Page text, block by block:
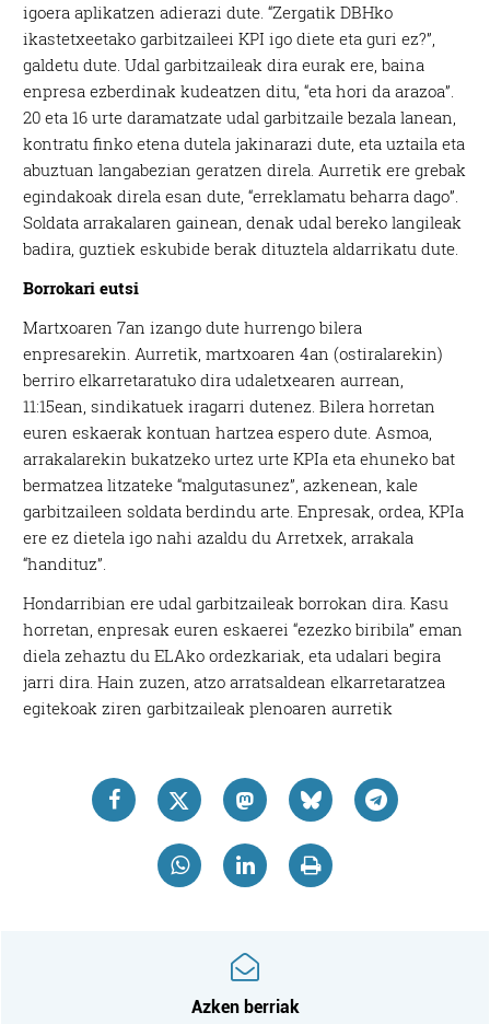
igoera aplikatzen adierazi dute. “Zergatik DBHko
ikastetxeetako garbitzaileei KPI igo diete eta guri ez?”,
galdetu dute. Udal garbitzaileak dira eurak ere, baina
enpresa ezberdinak kudeatzen ditu, “eta hori da arazoa”.
20 eta 16 urte daramatzate udal garbitzaile bezala lanean,
kontratu finko etena dutela jakinarazi dute, eta uztaila eta
abuztuan langabezian geratzen direla. Aurretik ere grebak
egindakoak direla esan dute, “erreklamatu beharra dago”.
Soldata arrakalaren gainean, denak udal bereko langileak
badira, guztiek eskubide berak dituztela aldarrikatu dute.
Borrokari eutsi
Martxoaren 7an izango dute hurrengo bilera
enpresarekin. Aurretik, martxoaren 4an (ostiralarekin)
berriro elkarretaratuko dira udaletxearen aurrean,
11:15ean, sindikatuek iragarri dutenez. Bilera horretan
euren eskaerak kontuan hartzea espero dute. Asmoa,
arrakalarekin bukatzeko urtez urte KPIa eta ehuneko bat
bermatzea litzateke “malgutasunez”, azkenean, kale
garbitzaileen soldata berdindu arte. Enpresak, ordea, KPIa
ere ez dietela igo nahi azaldu du Arretxek, arrakala
“handituz”.
Hondarribian ere udal garbitzaileak borrokan dira. Kasu
horretan, enpresak euren eskaerei “ezezko biribila” eman
diela zehaztu du ELAko ordezkariak, eta udalari begira
jarri dira. Hain zuzen, atzo arratsaldean elkarretaratzea
egitekoak ziren garbitzaileak plenoaren aurretik
Azken berriak